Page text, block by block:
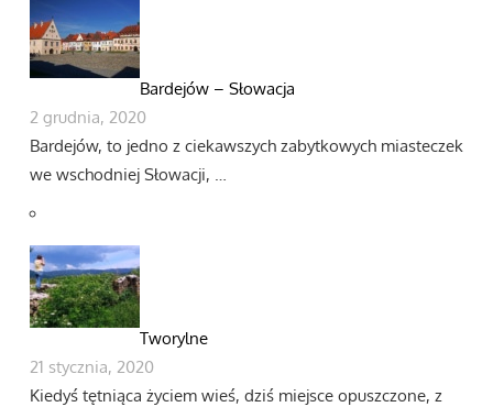
Bardejów – Słowacja
2 grudnia, 2020
Bardejów, to jedno z ciekawszych zabytkowych miasteczek
we wschodniej Słowacji, …
Tworylne
21 stycznia, 2020
Kiedyś tętniąca życiem wieś, dziś miejsce opuszczone, z